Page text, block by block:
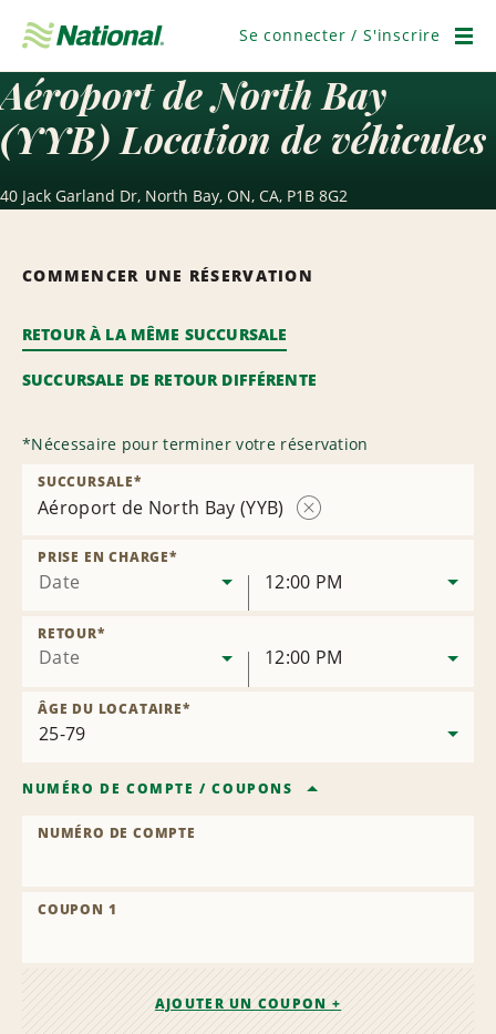
navigation
Se connecter / S'inscrire
Aéroport de North Bay
(YYB) Location de véhicules
40 Jack Garland Dr, North Bay, ON, CA, P1B 8G2
COMMENCER UNE RÉSERVATION
RETOUR À LA MÊME SUCCURSALE
SUCCURSALE DE RETOUR DIFFÉRENTE
*Nécessaire pour terminer votre réservation
Aéroport de North Bay (YYB)
SUCCURSALE*
Date
PRISE EN CHARGE*
12:00 PM
Date
RETOUR*
12:00 PM
ÂGE DU LOCATAIRE*
NUMÉRO DE COMPTE /COUPONS
NUMÉRO DE COMPTE
COUPON 1
AJOUTER UN COUPON +